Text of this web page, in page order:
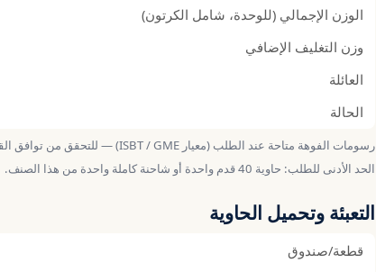
الوزن الإجمالي (للوحدة، شامل الكرتون)
وزن التغليف الإضافي
العائلة
الحالة
رسومات الفوهة متاحة عند الطلب (معيار ISBT / GME) — للتحقق من توافق القلاووظ.
الحد الأدنى للطلب: حاوية 40 قدم واحدة أو شاحنة كاملة واحدة من هذا الصنف.
التعبئة وتحميل الحاوية
قطعة/صندوق